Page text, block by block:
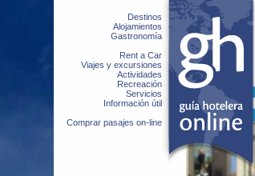
Destinos
Alojamientos
Gastronomía
Rent a Car
Viajes y excursiones
Actividades
Recreación
Servicios
Información útil
Comprar pasajes on-line